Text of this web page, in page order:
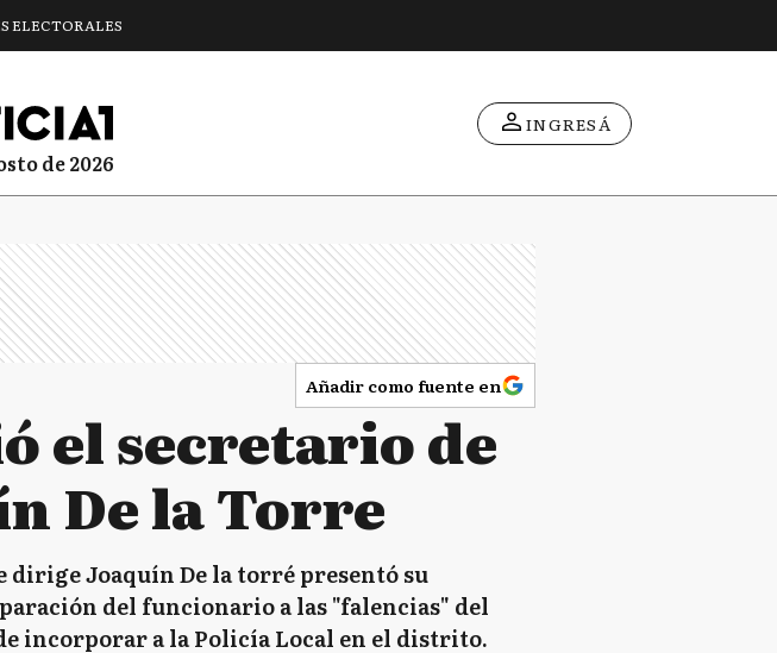
ELECTORALES
de 2026
INGRESÁ
Añadir como fuente en
el secretario de
De la Torre
Joaquín De la torré presentó su
del funcionario a las "falencias" del
incorporar a la Policía Local en el distrito.